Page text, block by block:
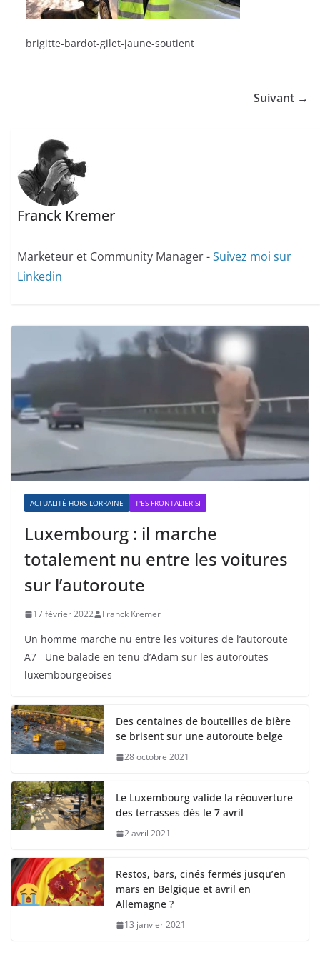
brigitte-bardot-gilet-jaune-soutient
Suivant →
Franck Kremer
Marketeur et Community Manager -Suivez moi sur
Linkedin
ACTUALITÉ HORS LORRAINE T'ES FRONTALIER SI
Luxembourg : il marche
totalement nu entre les voitures
sur l’autoroute
17 février 2022 Franck Kremer
Un homme marche nu entre les voitures de l’autoroute
A7 Une balade en tenu d’Adam sur les autoroutes
luxembourgeoises
Des centaines de bouteilles de bière
se brisent sur une autoroute belge
28 octobre 2021
Le Luxembourg valide la réouverture
des terrasses dès le 7 avril
2 avril 2021
Restos, bars, cinés fermés jusqu’en
mars en Belgique et avril en
Allemagne ?
13 janvier 2021